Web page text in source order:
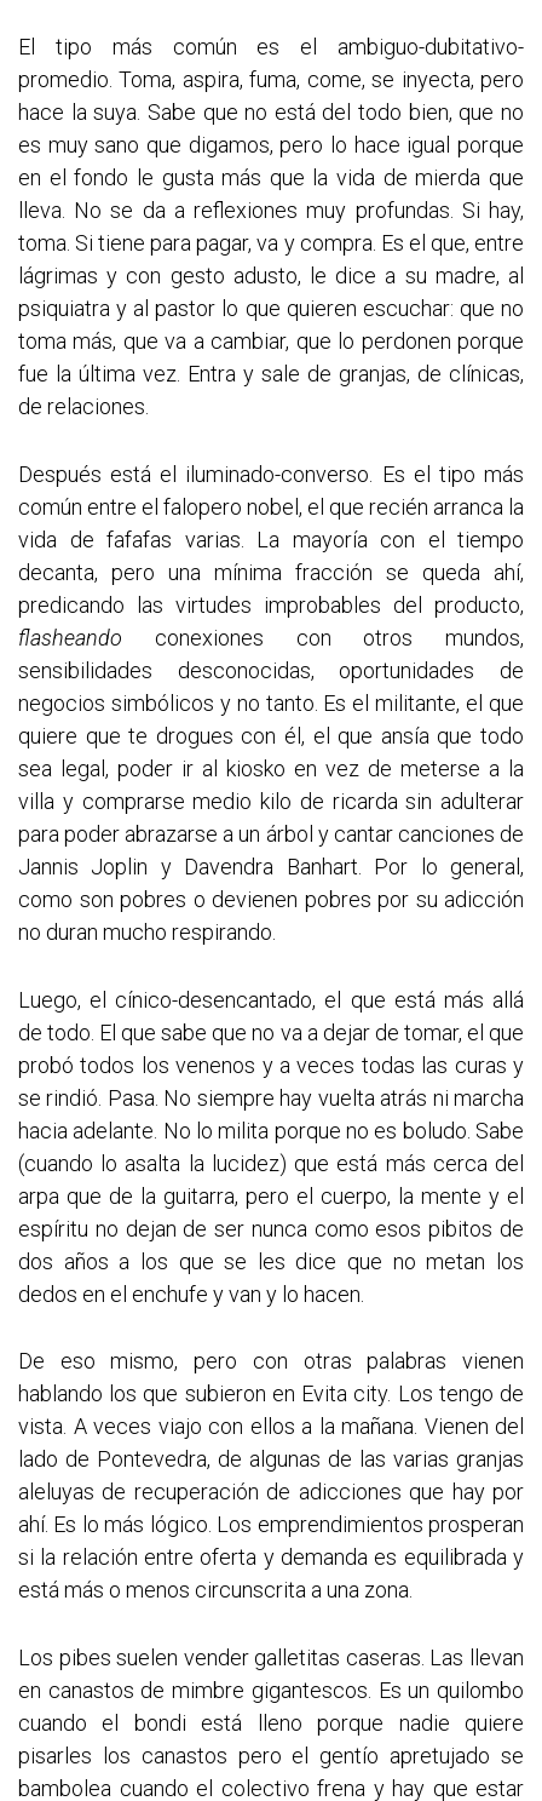
El tipo más común es el ambiguo-dubitativo-
promedio. Toma, aspira, fuma, come, se inyecta, pero
hace la suya. Sabe que no está del todo bien, que no
es muy sano que digamos, pero lo hace igual porque
en el fondo le gusta más que la vida de mierda que
lleva. No se da a reflexiones muy profundas. Si hay,
toma. Si tiene para pagar, va y compra. Es el que, entre
lágrimas y con gesto adusto, le dice a su madre, al
psiquiatra y al pastor lo que quieren escuchar: que no
toma más, que va a cambiar, que lo perdonen porque
fue la última vez. Entra y sale de granjas, de clínicas,
de relaciones.
Después está el iluminado-converso. Es el tipo más
común entre el falopero nobel, el que recién arranca la
vida de fafafas varias. La mayoría con el tiempo
decanta, pero una mínima fracción se queda ahí,
predicando las virtudes improbables del producto,
flasheando conexiones con otros mundos,
sensibilidades desconocidas, oportunidades de
negocios simbólicos y no tanto. Es el militante, el que
quiere que te drogues con él, el que ansía que todo
sea legal, poder ir al kiosko en vez de meterse a la
villa y comprarse medio kilo de ricarda sin adulterar
para poder abrazarse a un árbol y cantar canciones de
Jannis Joplin y Davendra Banhart. Por lo general,
como son pobres o devienen pobres por su adicción
no duran mucho respirando.
Luego, el cínico-desencantado, el que está más allá
de todo. El que sabe que no va a dejar de tomar, el que
probó todos los venenos y a veces todas las curas y
se rindió. Pasa. No siempre hay vuelta atrás ni marcha
hacia adelante. No lo milita porque no es boludo. Sabe
(cuando lo asalta la lucidez) que está más cerca del
arpa que de la guitarra, pero el cuerpo, la mente y el
espíritu no dejan de ser nunca como esos pibitos de
dos años a los que se les dice que no metan los
dedos en el enchufe y van y lo hacen.
De eso mismo, pero con otras palabras vienen
hablando los que subieron en Evita city. Los tengo de
vista. A veces viajo con ellos a la mañana. Vienen del
lado de Pontevedra, de algunas de las varias granjas
aleluyas de recuperación de adicciones que hay por
ahí. Es lo más lógico. Los emprendimientos prosperan
si la relación entre oferta y demanda es equilibrada y
está más o menos circunscrita a una zona.
Los pibes suelen vender galletitas caseras. Las llevan
en canastos de mimbre gigantescos. Es un quilombo
cuando el bondi está lleno porque nadie quiere
pisarles los canastos pero el gentío apretujado se
bambolea cuando el colectivo frena y hay que estar